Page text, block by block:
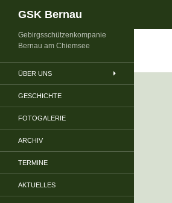
GSK Bernau
Gebirgsschützenkompanie
Bernau am Chiemsee
ÜBER UNS
GESCHICHTE
FOTOGALERIE
ARCHIV
TERMINE
AKTUELLES